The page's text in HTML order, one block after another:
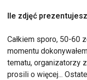
Ile zdjęć
Całkiem sporo, 50-60
momentu
tematu, organizatorzy
prosili o więcej...